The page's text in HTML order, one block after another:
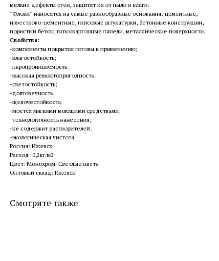
мелкие дефекты стен, защитят их от пыли и влаги.
"Флоки" наносятся на самые разнообразные основания: цементные,
известково-цементные, гипсовые штукатурки, бетонные конструкции,
пористый бетон, гипсокартонные панели, металлические поверхности.
Свойства:
-компоненты покрытия готовы к применению;
-влагостойкость;
-паропроницаемость;
-высокая ремонтопригодность;
-светостойкость;
-долговечность;
-щелочестойкость;
-моется мягкими моющими средствами;
-технологичность нанесения;
-не содержит растворителей;
-экологическая чистота.
Россия: Ижевск
Расход: 0,2кг/м2
Цвет: Монохром. Светлые цвета
Оптовый склад: Ижевск
Смотрите также